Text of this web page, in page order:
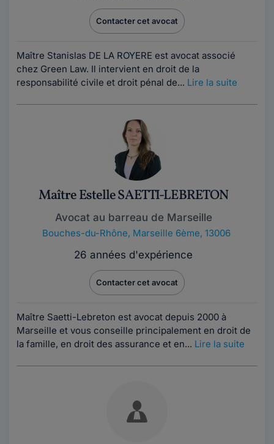
Contacter cet avocat
Maître Stanislas DE LA ROYERE est avocat associé
chez Green Law. Il intervient en droit de la
responsabilité civile et droit pénal de... Lire la suite
Maître Estelle SAETTI-LEBRETON
Avocat au barreau de Marseille
Bouches-du-Rhône, Marseille 6ème, 13006
26 années d'expérience
Contacter cet avocat
Maître Saetti-Lebreton est avocat depuis 2000 à
Marseille et vous conseille principalement en droit de
la famille, en droit des assurance et en... Lire la suite